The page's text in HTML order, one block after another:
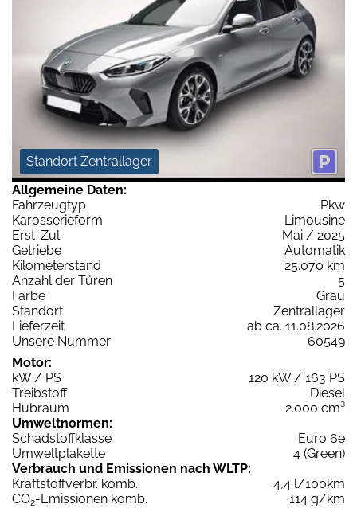
Standort Zentrallager
Allgemeine Daten:
Fahrzeugtyp
Pkw
Karosserieform
Limousine
Erst-Zul.
Mai / 2025
Getriebe
Automatik
Kilometerstand
25.070 km
Anzahl der Türen
5
Farbe
Grau
Standort
Zentrallager
Lieferzeit
ab ca. 11.08.2026
Unsere Nummer
60549
Motor:
kW / PS
120 kW / 163 PS
Treibstoff
Diesel
Hubraum
2.000 cm³
Umweltnormen:
Schadstoffklasse
Euro 6e
Umweltplakette
4 (Green)
Verbrauch und Emissionen nach WLTP:
Kraftstoffverbr. komb.
4,4 l/100km
CO2-Emissionen komb.
114 g/km